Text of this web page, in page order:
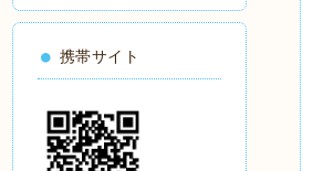
携帯サイト